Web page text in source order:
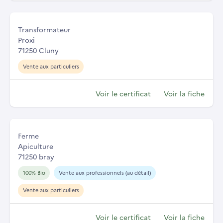
Transformateur
Proxi
71250 Cluny
Vente aux particuliers
Voir le certificat Voir la fiche
Ferme
Apiculture
71250 bray
100% Bio Vente aux professionnels (au détail)
Vente aux particuliers
Voir le certificat Voir la fiche